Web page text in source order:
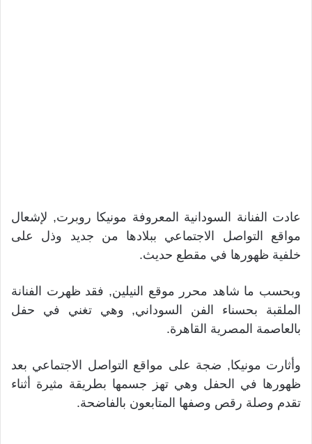
عادت الفنانة السودانية المعروفة مونيكا روبرت, لإشعال
مواقع التواصل الاجتماعي ببلادها من جديد وذل على
خلفية ظهورها في مقطع حديث.
وبحسب ما شاهد محرر موقع النيلين, فقد ظهرت الفنانة
الملقبة بحسناء الفن السوداني, وهي تغني في حفل
بالعاصمة المصرية القاهرة.
وأثارت مونيكا, ضجة على مواقع التواصل الاجتماعي بعد
ظهورها في الحفل وهي تهز جسمها بطريقة مثيرة أثناء
تقدم وصلة رقص وصفها المتابعون بالفاضحة.